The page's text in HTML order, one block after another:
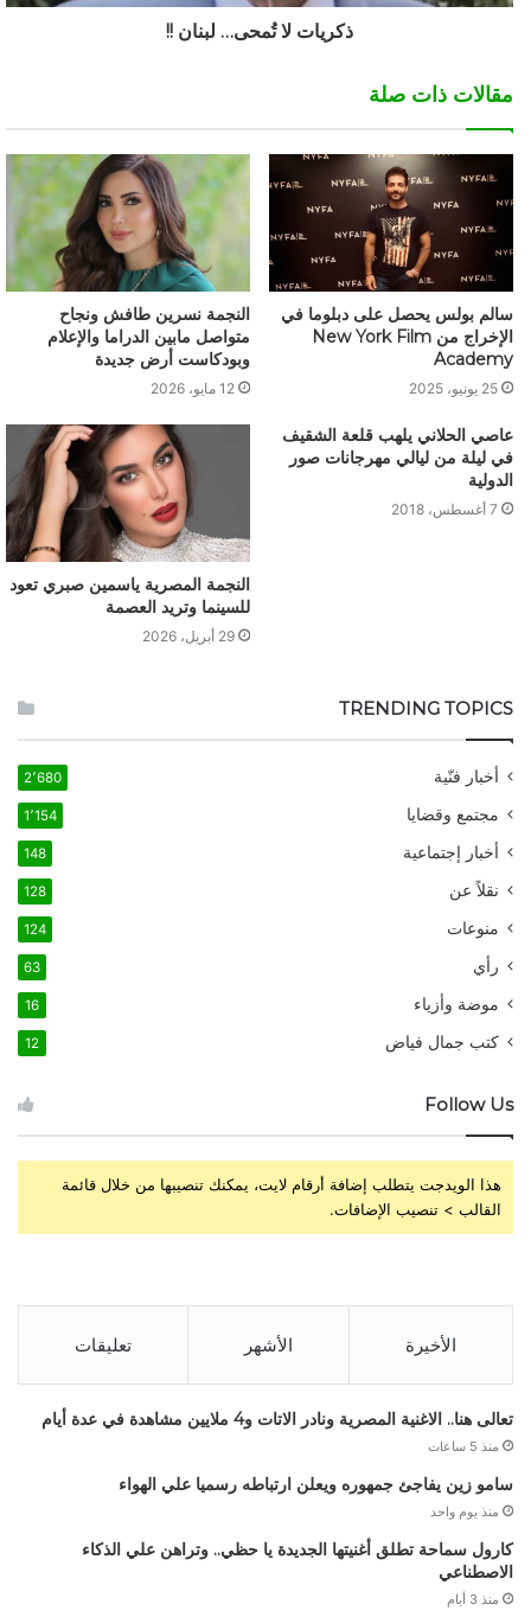
ذكريات لا تُمحى… لبنان !!
مقالات ذات صلة
سالم بولس يحصل على دبلوما في
الإخراج من New York Film
Academy
25 يونيو، 2025
النجمة نسرين طافش ونجاح
متواصل مابين الدراما والإعلام
وبودكاست أرض جديدة
12 مايو، 2026
عاصي الحلاني يلهب قلعة الشقيف
في ليلة من ليالي مهرجانات صور
الدولية
7 أغسطس، 2018
النجمة المصرية ياسمين صبري تعود
للسينما وتريد العصمة
29 أبريل، 2026
TRENDING TOPICS
أخبار فنّية 2٬680
مجتمع وقضايا 1٬154
أخبار إجتماعية 148
نقلاً عن 128
منوعات 124
رأي 63
موضة وأزياء 16
كتب جمال فياض 12
Follow Us
هذا الويدجت يتطلب إضافة أرقام لايت، يمكنك تنصيبها من خلال قائمة
القالب > تنصيب الإضافات.
الأخيرة الأشهر تعليقات
تعالى هنا.. الاغنية المصرية ونادر الاتات و4 ملايين مشاهدة في عدة أيام
منذ 5 ساعات
سامو زين يفاجئ جمهوره ويعلن ارتباطه رسميا علي الهواء
منذ يوم واحد
كارول سماحة تطلق أغنيتها الجديدة يا حظي.. وتراهن علي الذكاء
الاصطناعي
منذ 3 أيام